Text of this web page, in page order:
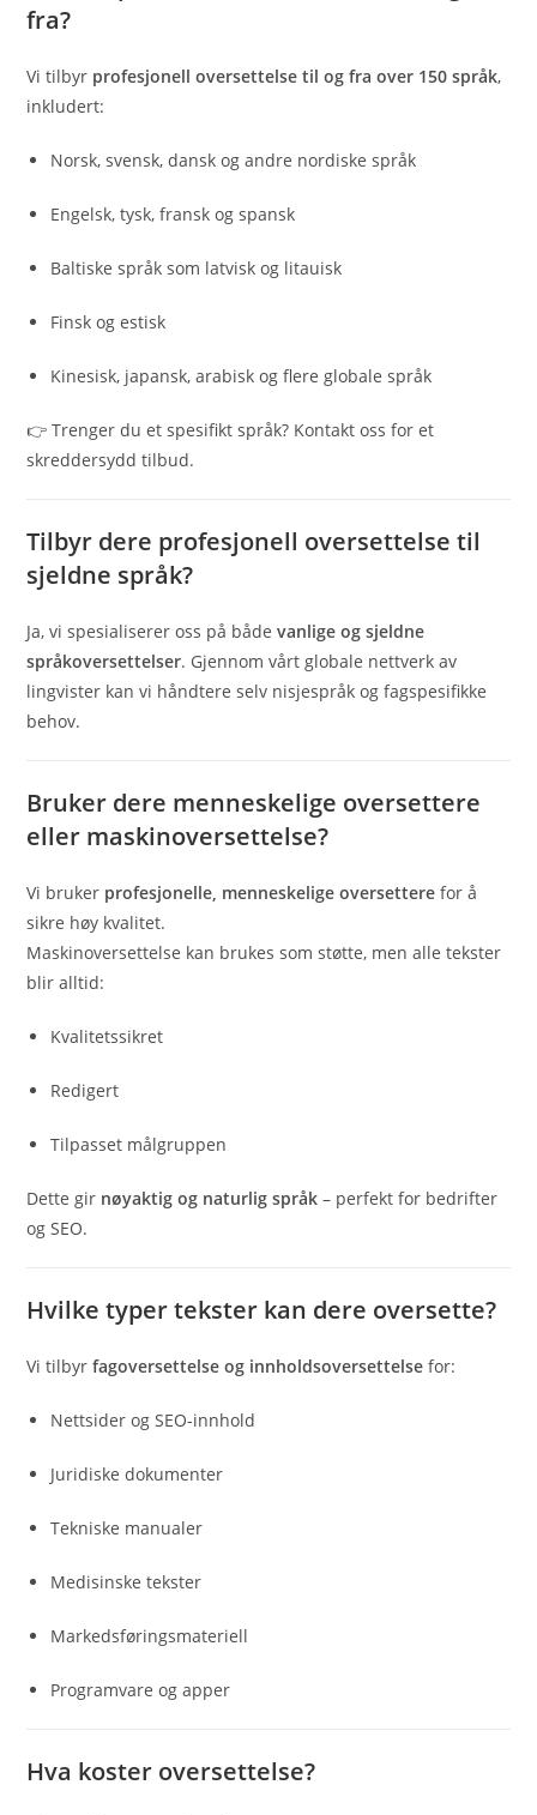
fra?
Vi tilbyr profesjonell oversettelse til og fra over 150 språk,
inkludert:
Norsk, svensk, dansk og andre nordiske språk
Engelsk, tysk, fransk og spansk
Baltiske språk som latvisk og litauisk
Finsk og estisk
Kinesisk, japansk, arabisk og flere globale språk
👉 Trenger du et spesifikt språk? Kontakt oss for et
skreddersydd tilbud.
Tilbyr dere profesjonell oversettelse til
sjeldne språk?
Ja, vi spesialiserer oss på bådevanlige og sjeldne
språkoversettelser. Gjennom vårt globale nettverk av
lingvister kan vi håndtere selv nisjespråk og fagspesifikke
behov.
Bruker dere menneskelige oversettere
eller maskinoversettelse?
Vi bruker profesjonelle, menneskelige oversettere for å
sikre høy kvalitet.
Maskinoversettelse kan brukes som støtte, men alle tekster
blir alltid:
Kvalitetssikret
Redigert
Tilpasset målgruppen
Dette gir nøyaktig og naturlig språk – perfekt for bedrifter
og SEO.
Hvilke typer tekster kan dere oversette?
Vi tilbyrfagoversettelse og innholdsoversettelse for:
Nettsider og SEO-innhold
Juridiske dokumenter
Tekniske manualer
Medisinske tekster
Markedsføringsmateriell
Programvare og apper
Hva koster oversettelse?